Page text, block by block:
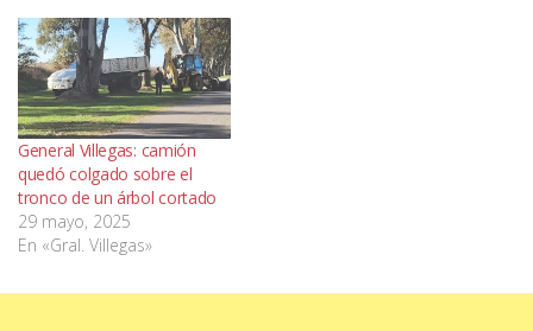
General Villegas: camión
quedó colgado sobre el
tronco de un árbol cortado
29 mayo, 2025
En «Gral. Villegas»